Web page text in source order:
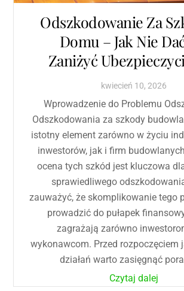
Odszkodowanie Za
Domu – Jak Nie
Zaniżyć
kwiecień 10, 2026
Wprowadzenie do Problemu
Odszkodowania za szkody
istotny element zarówno w życiu
inwestorów, jak i firm
ocena tych szkód jest kluczowa
sprawiedliwego
zauważyć, że skomplikowanie tego
prowadzić do pułapek
zagrażają zarówno
wykonawcom. Przed rozpoczęciem
działań warto zasięgnąć
Czytaj dalej